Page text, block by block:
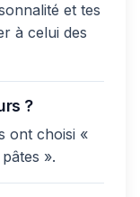
et tes
à celui des
?
ont choisi «
».